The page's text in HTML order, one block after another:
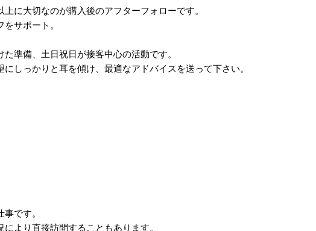
に大切なのが購入後のアフターフォローです。
サポート。
準備、土日祝日が接客中心の活動です。
しっかりと耳を傾け、最適なアドバイスを送って下さい。
です。
より直接訪問することもあります。